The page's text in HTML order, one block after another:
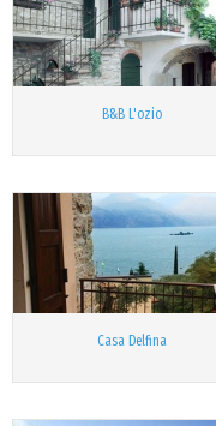
B&B L'ozio
Casa Delfina